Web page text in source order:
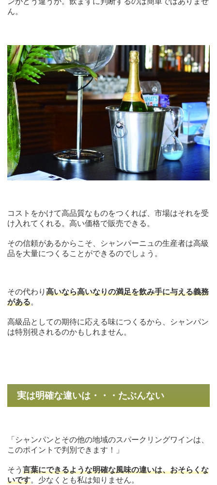
ん。
コストをかけて高品質なものをつくれば、市場はそれを受
け入れてくれる。高い価格で販売できる。
その信頼があるからこそ、シャンパーニュの生産者は高級
品を大量につくることができるのでしょう。
その代わり 高いなら高いなりの満足を飲み手に与える義務
がある。
高級品としての期待に応える味につくるから、シャンパン
は特別視されるのかもしれません。
実は明確な違いは・・・たぶんない
「シャンパンとその他の地域のスパークリングワインは、
このポイントで判別できます！」
そう 言葉にできるような明確な風味の違いは、おそらくな
いです。少なくとも私は知りません。